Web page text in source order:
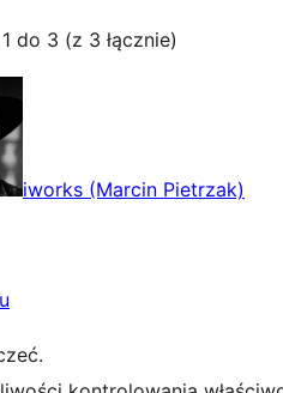
do 3 (z 3 łącznie)
iworks (Marcin Pietrzak)